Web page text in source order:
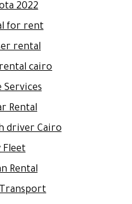
2022
for rent
rental
cairo
Services
Rental
driver Cairo
Fleet
Rental